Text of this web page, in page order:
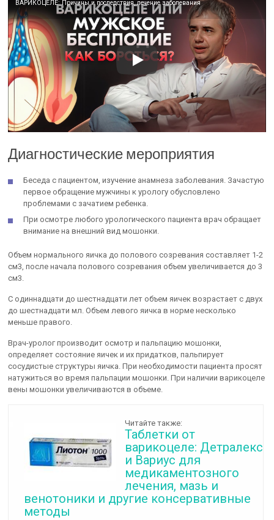
ВАРИКОЦЕЛЕ: Причины и последствия, лечение заболевания
Диагностические мероприятия
Беседа с пациентом, изучение анамнеза заболевания. Зачастую
первое обращение мужчины к урологу обусловлено
проблемами с зачатием ребенка.
При осмотре любого урологического пациента врач обращает
внимание на внешний вид мошонки.
Объем нормального яичка до полового созревания составляет 1-2
см3, после начала полового созревания объем увеличивается до 3
см3.
С одиннадцати до шестнадцати лет объем яичек возрастает с двух
до шестнадцати мл. Объем левого яичка в норме несколько
меньше правого.
Врач-уролог производит осмотр и пальпацию мошонки,
определяет состояние яичек и их придатков, пальпирует
сосудистые структуры яичка. При необходимости пациента просят
натужиться во время пальпации мошонки. При наличии варикоцеле
вены мошонки увеличиваются в объеме.
Читайте также:
Таблетки от
варикоцеле: Детралекс
и Вариус для
медикаментозного
лечения, мазь и
венотоники и другие консервативные
методы